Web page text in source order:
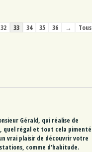
32 33 34 35 36 →
Tous
Gérald, qui réalise de
quel régal et tout cela pimenté
vrai plaisir de découvrir votre
comme d'habitude.